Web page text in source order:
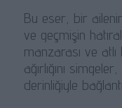
Bu eser, bir
ve geçmişin
manzarası ve atlı
ağırlığını
derinliğiyle